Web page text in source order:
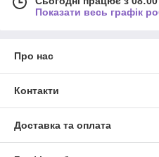
Показати весь графік
Про нас
Контакти
Доставка та оплата